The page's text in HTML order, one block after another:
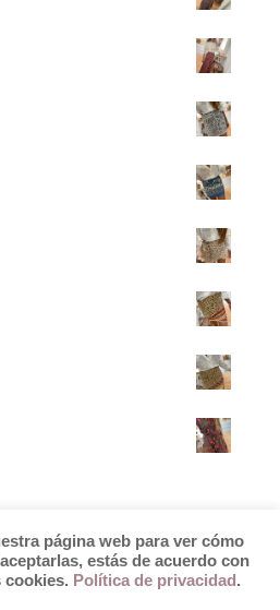
página web para ver cómo
estás de acuerdo con
cookies. Política de privacidad .